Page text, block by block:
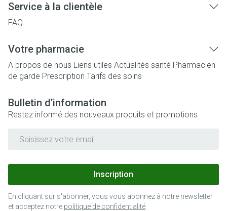
Service à la clientèle
FAQ
Votre pharmacie
A propos de nous Liens utiles Actualités santé Pharmacien
de garde Prescription Tarifs des soins
Bulletin d’information
Restez informé des nouveaux produits et promotions
Inscription
En cliquant sur s'abonner, vous vous abonnez à notre newsletter
et acceptez notre politique de confidentialité